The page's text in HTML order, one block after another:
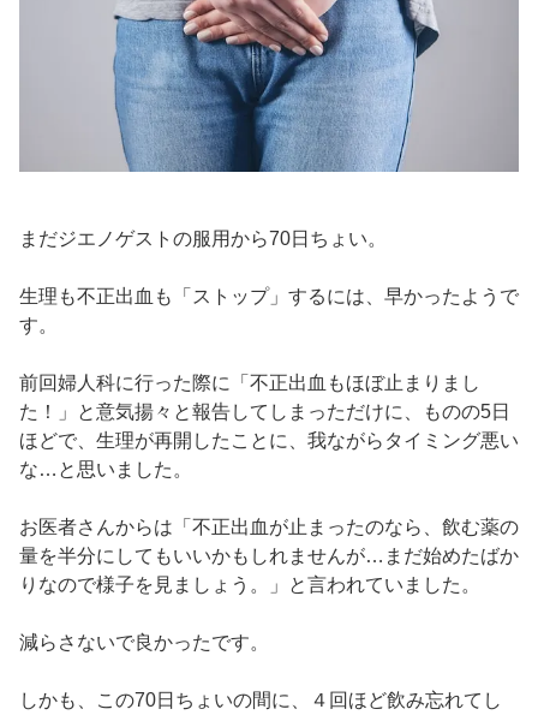
まだジエノゲストの服用から70日ちょい。
生理も不正出血も「ストップ」するには、早かったようで
す。
前回婦人科に行った際に「不正出血もほぼ止まりまし
た！」と意気揚々と報告してしまっただけに、ものの5日
ほどで、生理が再開したことに、我ながらタイミング悪い
な…と思いました。
お医者さんからは「不正出血が止まったのなら、飲む薬の
量を半分にしてもいいかもしれませんが…まだ始めたばか
りなので様子を見ましょう。」と言われていました。
減らさないで良かったです。
しかも、この70日ちょいの間に、４回ほど飲み忘れてし